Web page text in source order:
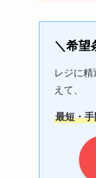
＼希望
レジに
えて、
最短・